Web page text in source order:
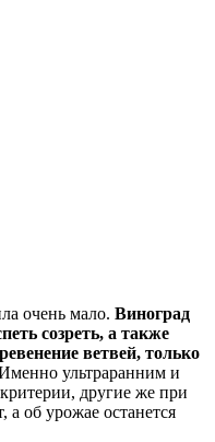
очень мало. Виноград
созреть, а также
ветвей, только
ультраранним и
другие же при
а об урожае останется